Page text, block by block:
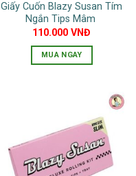
Giấy Cuốn Blazy Susan Tím
Ngắn Tips Mâm
110.000VNĐ
MUA NGAY